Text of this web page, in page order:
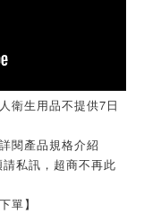
衛生用品不提供7日
閱產品規格介紹
私訊，超商不再此
單】